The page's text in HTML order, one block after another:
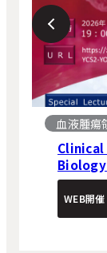
血液腫瘍
WEB開催